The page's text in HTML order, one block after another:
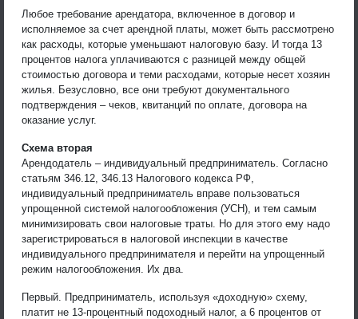
Любое требование арендатора, включенное в договор и
исполняемое за счет арендной платы, может быть рассмотрено
как расходы, которые уменьшают налоговую базу. И тогда 13
процентов налога уплачиваются с разницей между общей
стоимостью договора и теми расходами, которые несет хозяин
жилья. Безусловно, все они требуют документального
подтверждения – чеков, квитанций по оплате, договора на
оказание услуг.
Схема вторая
Арендодатель – индивидуальный предприниматель. Согласно
статьям 346.12, 346.13 Налогового кодекса РФ,
индивидуальный предприниматель вправе пользоваться
упрощенной системой налогообложения (УСН), и тем самым
минимизировать свои налоговые траты. Но для этого ему надо
зарегистрироваться в налоговой инспекции в качестве
индивидуального предпринимателя и перейти на упрощенный
режим налогообложения. Их два.
Первый. Предприниматель, используя «доходную» схему,
платит не 13-процентный подоходный налог, а 6 процентов от